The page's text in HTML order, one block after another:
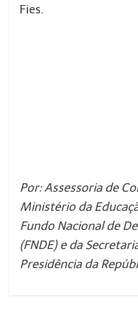
Fies.
Por: Assessoria de
Ministério da
Fundo Nacional de
(FNDE) e da
Presidência da